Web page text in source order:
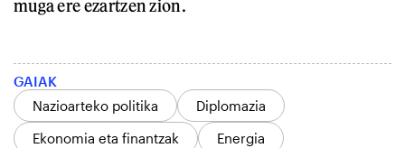
muga ere ezartzen zion.
GAIAK
Nazioarteko politika
Diplomazia
Ekonomia eta finantzak
Energia